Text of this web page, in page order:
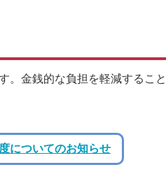
金銭的な負担を軽減するこ
についてのお知らせ